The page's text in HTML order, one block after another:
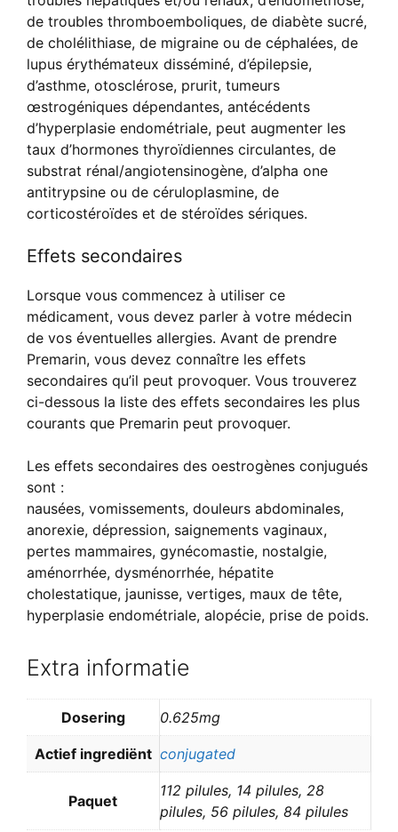
de troubles thromboemboliques, de diabète sucré,
de cholélithiase, de migraine ou de céphalées, de
lupus érythémateux disséminé, d’épilepsie,
d’asthme, otosclérose, prurit, tumeurs
œstrogéniques dépendantes, antécédents
d’hyperplasie endométriale, peut augmenter les
taux d’hormones thyroïdiennes circulantes, de
substrat rénal/angiotensinogène, d’alpha one
antitrypsine ou de céruloplasmine, de
corticostéroïdes et de stéroïdes sériques.
Effets secondaires
Lorsque vous commencez à utiliser ce
médicament, vous devez parler à votre médecin
de vos éventuelles allergies. Avant de prendre
Premarin, vous devez connaître les effets
secondaires qu’il peut provoquer. Vous trouverez
ci-dessous la liste des effets secondaires les plus
courants que Premarin peut provoquer.
Les effets secondaires des oestrogènes conjugués
sont :
nausées, vomissements, douleurs abdominales,
anorexie, dépression, saignements vaginaux,
pertes mammaires, gynécomastie, nostalgie,
aménorrhée, dysménorrhée, hépatite
cholestatique, jaunisse, vertiges, maux de tête,
hyperplasie endométriale, alopécie, prise de poids.
Extra informatie
Dosering 0.625mg
Actief ingrediënt conjugated
Paquet
112 pilules, 14 pilules, 28
pilules, 56 pilules, 84 pilules